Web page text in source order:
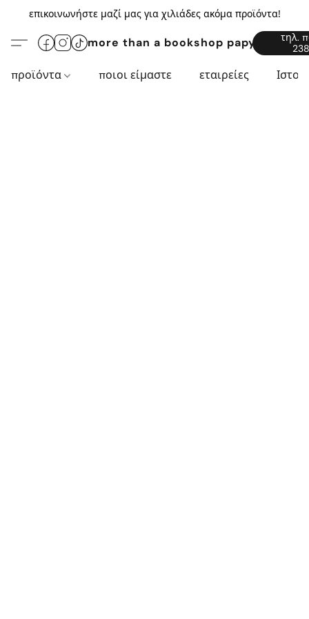
επικοινωνήστε μαζί μας για χιλιάδες ακόμα προϊόντα!
more than a bookshop
τηλ.
προϊόντα ποιοι είμαστε εταιρείες